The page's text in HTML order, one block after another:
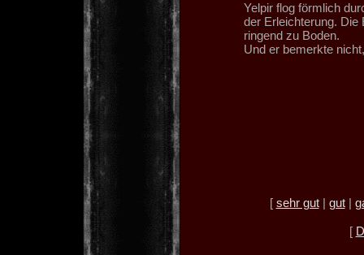
Yelpir flog förmlich
der Erleichterung. Die
ringend zu Boden.
Und er bemerkte
[ sehr gut| gut|
[